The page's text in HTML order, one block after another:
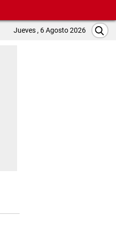
Jueves , 6 Agosto 2026